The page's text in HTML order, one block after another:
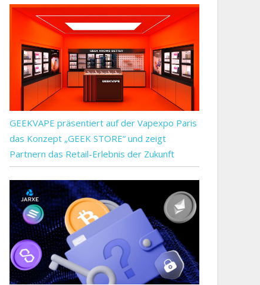
GEEKVAPE präsentiert auf der Vapexpo Paris
das Konzept „GEEK STORE“ und zeigt
Partnern das Retail-Erlebnis der Zukunft